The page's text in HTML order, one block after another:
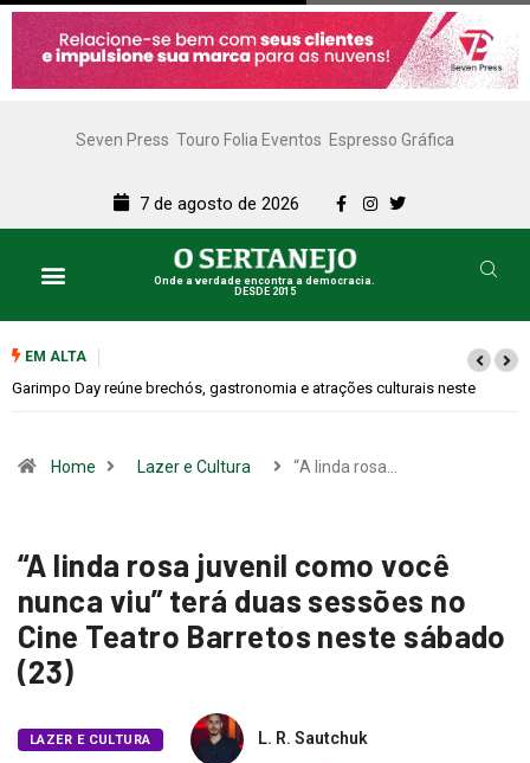
Seven Press Touro Folia Eventos Espresso Gráfica
7 de agosto de 2026
Onde a verdade encontra a democracia.
DESDE 2015
EM ALTA
Bugonia transforma paranoia e conspiração em um suspense imprevisível
Home Lazer e Cultura “A linda rosa…
“A linda rosa juvenil como você
nunca viu” terá duas sessões no
Cine Teatro Barretos neste sábado
(23)
LAZER E CULTURA L. R. Sautchuk